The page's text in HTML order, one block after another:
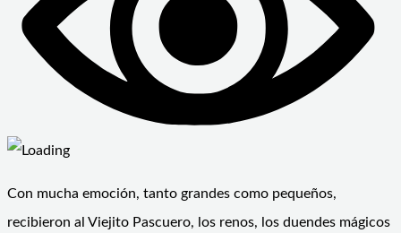
Con mucha emoción, tanto grandes como pequeños,
recibieron al Viejito Pascuero, los renos, los duendes mágicos